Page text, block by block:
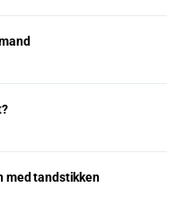
med tandstikken